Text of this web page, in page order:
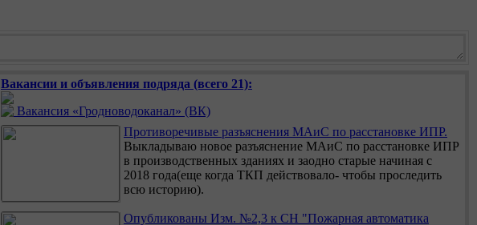
Вакансии и объявления подряда (всего 21):
Вакансия «Гродноводоканал» (ВК)
Противоречивые разъяснения МАиС по расстановке ИПР.
Выкладываю новое разъяснение МАиС по расстановке ИПР
в производственных зданиях и заодно старые начиная с
2018 года(еще когда ТКП действовало- чтобы проследить
всю историю).
Опубликованы Изм. №2,3 к СН "Пожарная автоматика